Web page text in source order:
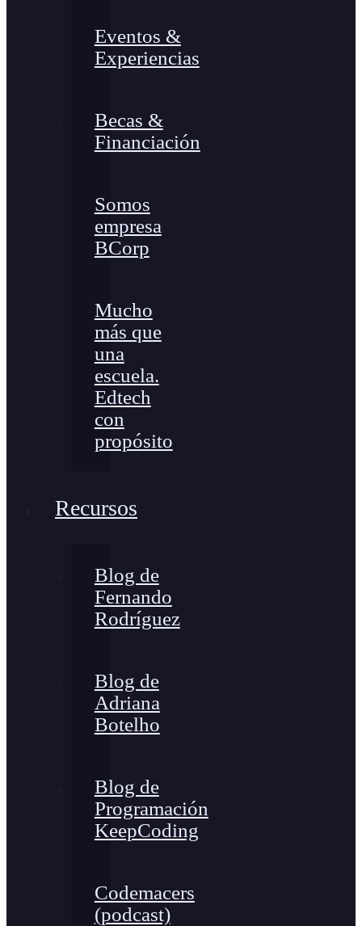
Eventos &
Experiencias
Becas &
Financiación
Somos
empresa
BCorp
Mucho
más que
una
escuela.
Edtech
con
propósito
Recursos
Blog de
Fernando
Rodríguez
Blog de
Adriana
Botelho
Blog de
Programación
KeepCoding
Codemacers
(podcast)